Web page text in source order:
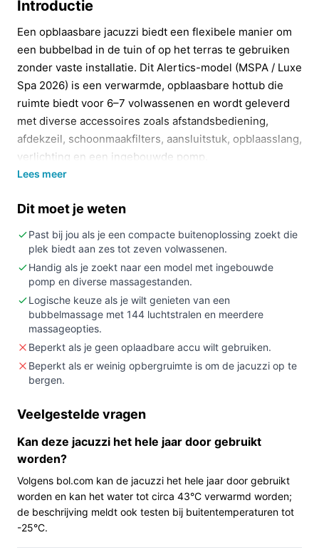
Introductie
Een opblaasbare jacuzzi biedt een flexibele manier om
een bubbelbad in de tuin of op het terras te gebruiken
zonder vaste installatie. Dit Alertics-model (MSPA / Luxe
Spa 2026) is een verwarmde, opblaasbare hottub die
ruimte biedt voor 6–7 volwassenen en wordt geleverd
met diverse accessoires zoals afstandsbediening,
afdekzeil, schoonmaakfilters, aansluitstuk, opblaasslang,
verlichting en een ingebouwde pomp.
Kopen als:je een mobiele, relatief compacte
jacuzzi voor 6–7 volwassenen wilt met ingebouwde
pomp en verlichting, inclusief accessoires voor
opzetten en onderhoud.
Niet kopen als:je een vaste, zware (niet-
opblaasbare) spa of een model met bekende
netstroomaansluiting nodig hebt—dit model
gebruikt een accu als voedingstype.
Belangrijkste check:
controleer of de afmetingen
(180 × 180 × 70 cm) en het accu-voedingsprincipe
passen bij de plek en je beschikbare
stroomvoorziening.
Wat je in de praktijk merkt
In gebruik staat deze opblaasbare jacuzzi op een relatief
beperkte oppervlakte (180×180 cm). Dankzij de
ingebouwde pomp zet je het bad op zonder externe
blazers. Het model heeft veel jets (144) voor
bubbelvorming en bevat verlichting voor avondgebruik.
Lees meer
Dit moet je weten
Past bij jou als je een compacte buitenoplossing zoekt die
plek biedt aan zes tot zeven volwassenen.
Handig als je zoekt naar een model met ingebouwde
pomp en diverse massagestanden.
Logische keuze als je wilt genieten van een
bubbelmassage met 144 luchtstralen en meerdere
massageopties.
Beperkt als je geen oplaadbare accu wilt gebruiken.
Beperkt als er weinig opbergruimte is om de jacuzzi op te
bergen.
Veelgestelde vragen
Kan deze jacuzzi het hele jaar door gebruikt
worden?
Volgens bol.com kan de jacuzzi het hele jaar door gebruikt
worden en kan het water tot circa 43°C verwarmd worden;
de beschrijving meldt ook testen bij buitentemperaturen tot
-25°C.